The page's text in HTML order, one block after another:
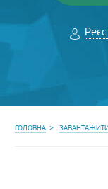
ГОЛОВНА ЗАВАНТАЖИТИ